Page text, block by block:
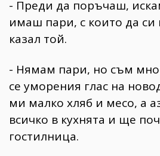
- Преди да поръчаш,
имаш пари, с които да си
казал той.
- Нямам пари, но съм
се уморения глас на
ми малко хляб и месо, а
всичко в кухнята и ще
гостилница.